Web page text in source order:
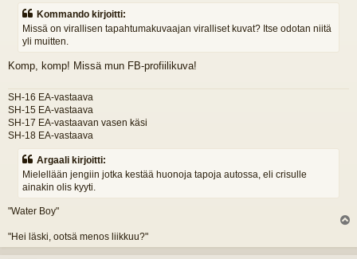
e
Kommando kirjoitti:
Missä on virallisen tapahtumakuvaajan viralliset kuvat? Itse odotan niitä
yli muitten.
Komp, komp! Missä mun FB-profiilikuva!
SH-16 EA-vastaava
SH-15 EA-vastaava
SH-17 EA-vastaavan vasen käsi
SH-18 EA-vastaava
Argaali kirjoitti:
Mielellään jengiin jotka kestää huonoja tapoja autossa, eli crisulle
ainakin olis kyyti.
"Water Boy"
"Hei läski, ootsä menos liikkuu?"
ö